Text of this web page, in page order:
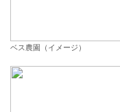
ベス農園（イメージ）